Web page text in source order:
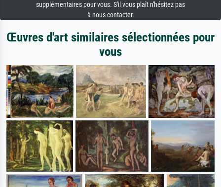
supplémentaires pour vous. S'il vous plaît n'hésitez pas
à nous contacter.
Œuvres d'art similaires sélectionnées pour
vous